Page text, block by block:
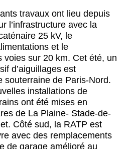
travaux ont lieu depuis
l’infrastructure avec la
25 kV, le
et le
voies sur 20 km. Cet été, un
d’aiguillages est
souterraine de Paris-Nord.
installations de
ont été mises en
de La Plaine- Stade-de-
Côté sud, la RATP est
avec des remplacements
de garage amélioré au